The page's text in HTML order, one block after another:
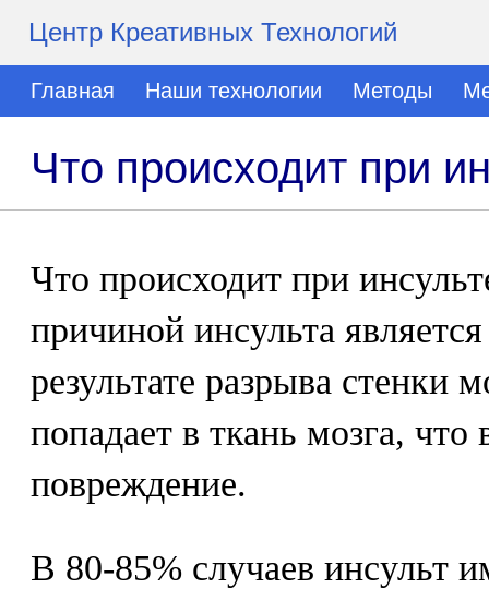
Центр Креативных Технологий
Главная Наши технологии Методы
Что происходит при
Что происходит при
причиной инсульта
результате разрыва стенки
попадает в ткань мозга, что
повреждение.
В 80-85% случаев инсульт